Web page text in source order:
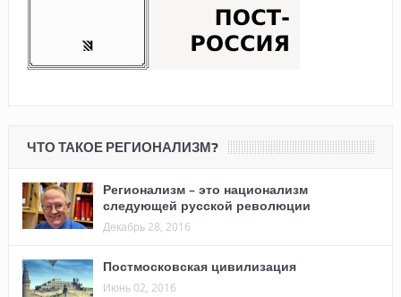
ЧТО ТАКОЕ РЕГИОНАЛИЗМ?
Регионализм – это национализм
следующей русской революции
Декабрь 28, 2016
Постмосковская цивилизация
Июнь 02, 2016